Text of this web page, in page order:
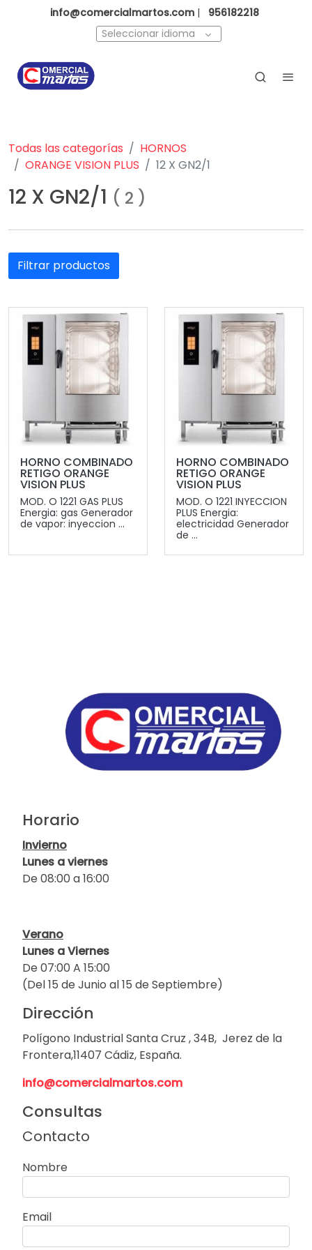
info@comercialmartos.com |
956182218
Seleccionar idioma
Todas las categorías
HORNOS
ORANGE VISION PLUS
12 X GN2/1
12 X GN2/1 ( 2 )
Filtrar productos
HORNO COMBINADO
RETIGO ORANGE
VISION PLUS
MOD. O 1221 GAS PLUS
Energia: gas Generador
de vapor: inyeccion ...
HORNO COMBINADO
RETIGO ORANGE
VISION PLUS
MOD. O 1221 INYECCION
PLUS Energia:
electricidad Generador
de ...
Horario
Invierno
Lunes a viernes
De 08:00 a 16:00
Verano
Lunes a Viernes
De 07:00 A 15:00
(Del 15 de Junio al 15 de Septiembre)
Dirección
Polígono Industrial Santa Cruz , 34B, Jerez de la
Frontera,11407 Cádiz, España.
info@comercialmartos.com
Consultas
Contacto
Nombre
Email